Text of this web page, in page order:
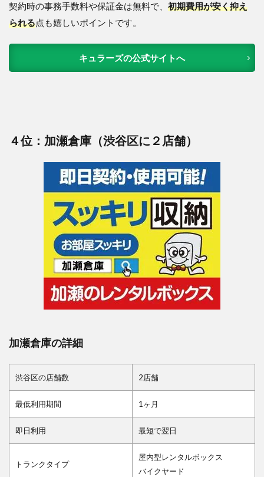
契約時の事務手数料や保証金は無料で、 初期費用が安く抑え
られる点も嬉しいポイントです。
キュラーズの公式サイトへ
４位：加瀬倉庫（渋谷区に２店舗）
加瀬倉庫の詳細
渋谷区の店舗数 2店舗
最低利用期間 1ヶ月
即日利用 最短で翌日
トランクタイプ
屋内型レンタルボックス
バイクヤード